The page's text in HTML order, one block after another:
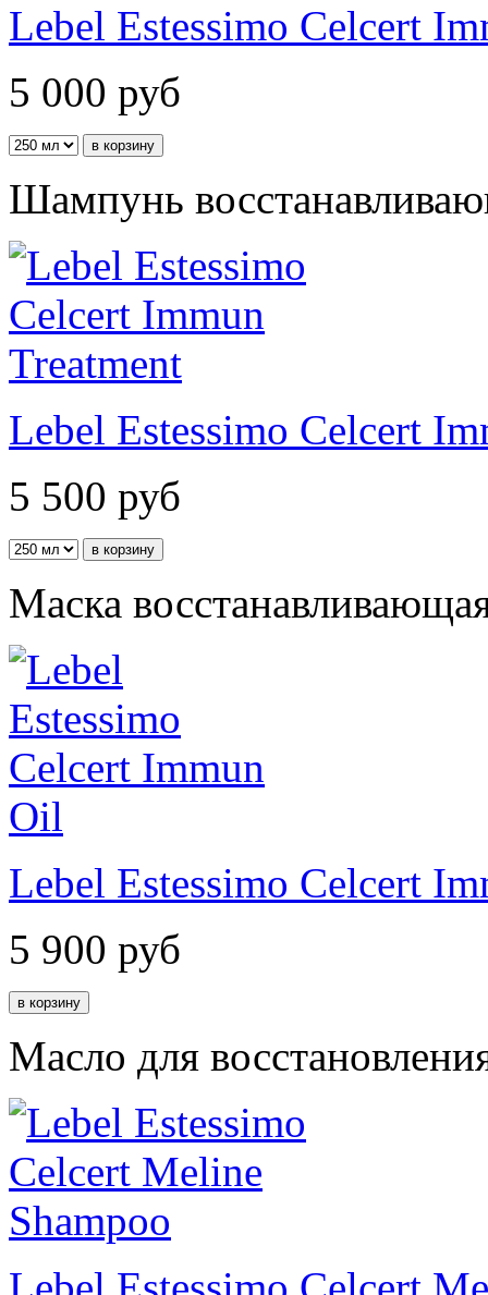
Lebel Estessimo Celcert
5 000 руб
Шампунь
Lebel Estessimo Celcert
5 500 руб
Маска
Lebel Estessimo Celcert
5 900 руб
Масло для